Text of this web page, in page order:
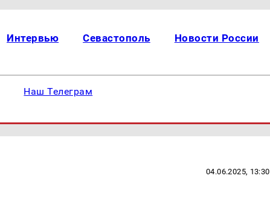
Интервью Севастополь Новости России
Наш Телеграм
04.06.2025, 13:30